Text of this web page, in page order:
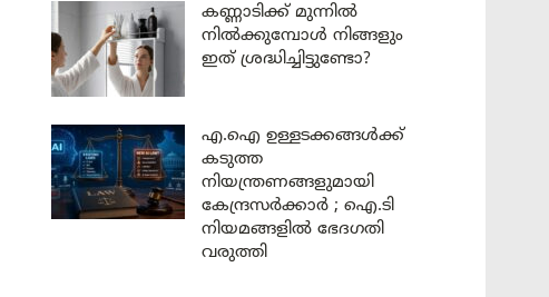
കണ്ണാടിക്ക് മുന്നിൽ
നിൽക്കുമ്പോൾ നിങ്ങളും
ഇത് ശ്രദ്ധിച്ചിട്ടുണ്ടോ?
എ.ഐ ഉള്ളടക്കങ്ങൾക്ക്
കടുത്ത
നിയന്ത്രണങ്ങളുമായി
കേന്ദ്രസർക്കാർ ; ഐ.ടി
നിയമങ്ങളിൽ ഭേദഗതി
വരുത്തി